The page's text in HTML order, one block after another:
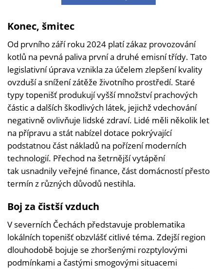
Konec, šmitec
Od prvního září roku 2024 platí zákaz provozování
kotlů na pevná paliva první a druhé emisní třídy. Tato
legislativní úprava vznikla za účelem zlepšení kvality
ovzduší a snížení zátěže životního prostředí. Staré
typy topenišť produkují vyšší množství prachových
částic a dalších škodlivých látek, jejichž vdechování
negativně ovlivňuje lidské zdraví. Lidé měli několik let
na přípravu a stát nabízel dotace pokrývající
podstatnou část nákladů na pořízení moderních
technologií. Přechod na šetrnější vytápění
tak usnadnily veřejné finance, část domácností přesto
termín z různých důvodů nestihla.
Boj za čistší vzduch
V severních Čechách představuje problematika
lokálních topenišť obzvlášť citlivé téma. Zdejší region
dlouhodobě bojuje se zhoršenými rozptylovými
podmínkami a častými smogovými situacemi